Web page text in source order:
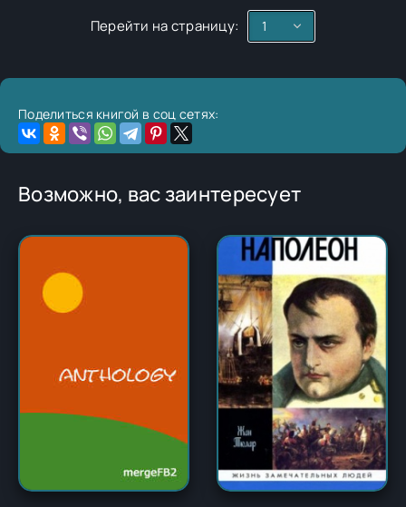
Перейти на страницу:
Поделиться книгой в соц сетях:
Возможно, вас заинтересует